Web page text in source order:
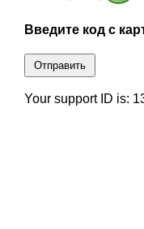
Введите код с
Отправить
Your support ID is: